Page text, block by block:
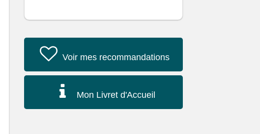
Voir mes recommandations
Mon Livret d'Accueil